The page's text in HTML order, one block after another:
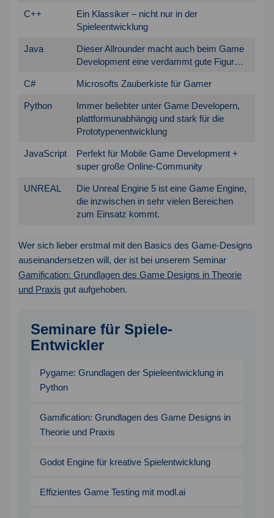
Akzeptieren
C++
Ein Klassiker – nicht nur in der
Spieleentwicklung
Java
Dieser Allrounder macht auch beim Game
Development eine verdammt gute Figur…
C# Microsofts Zauberkiste für Gamer
Python
Immer beliebter unter Game Developern,
plattformunabhängig und stark für die
Prototypenentwicklung
JavaScript
Perfekt für Mobile Game Development +
super große Online-Community
UNREAL
Die Unreal Engine 5 ist eine Game Engine,
die inzwischen in sehr vielen Bereichen
zum Einsatz kommt.
Wer sich lieber erstmal mit den Basics des Game-Designs
auseinandersetzen will, der ist bei unserem Seminar
Gamification: Grundlagen des Game Designs in Theorie
und Praxis gut aufgehoben.
Seminare für Spiele-
Entwickler
Pygame: Grundlagen der Spieleentwicklung in
Python
Gamification: Grundlagen des Game Designs in
Theorie und Praxis
Godot Engine für kreative Spielentwicklung
Effizientes Game Testing mit modl.ai